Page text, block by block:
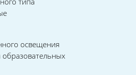
освещения